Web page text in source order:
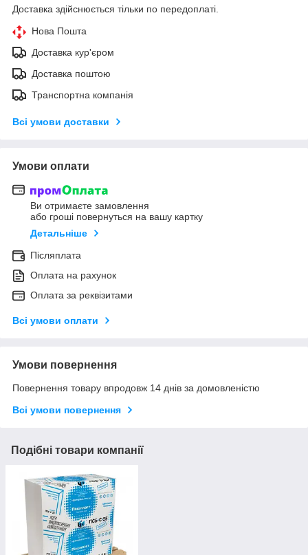
Доставка здійснюється тільки по передоплаті.
Нова Пошта
Доставка кур'єром
Доставка поштою
Транспортна компанія
Всі умови доставки
Умови оплати
Ви отримаєте замовлення
або гроші повернуться на вашу картку
Детальніше
Післяплата
Оплата на рахунок
Оплата за реквізитами
Всі умови оплати
Умови повернення
Повернення товару впродовж 14 днів за домовленістю
Всі умови повернення
Подібні товари компанії